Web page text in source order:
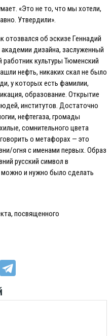
«Это не то, что мы хотели,
Утвердили».
отозвался об эскизе Геннадий
дизайна, заслуженный
работник культуры Тюменский
нефть, никаких скал не было
у которых есть фамилии,
образование. Открытие
институтов. Достаточно
нефтегаза, громады
сомнительного цвета
о метафорах — это
огня с именами первых. Образ
русский символ в
можно и нужно было сделать
посвященного